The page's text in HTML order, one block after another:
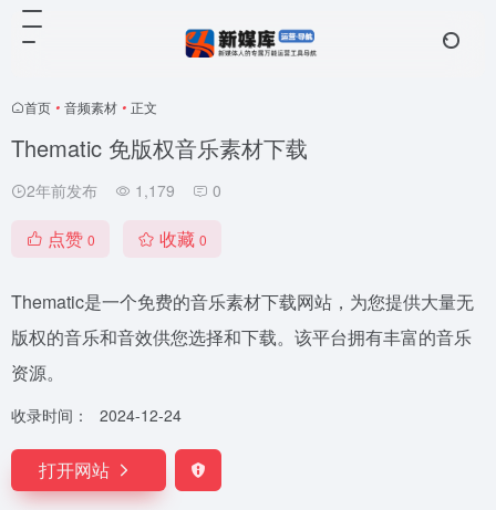
首页 • 音频素材 • 正文
Thematic 免版权音乐素材下载
2年前发布 1,179 0
点赞 0 收藏 0
Thematic是一个免费的音乐素材下载网站，为您提供大量无
版权的音乐和音效供您选择和下载。该平台拥有丰富的音乐
资源。
收录时间： 2024-12-24
打开网站